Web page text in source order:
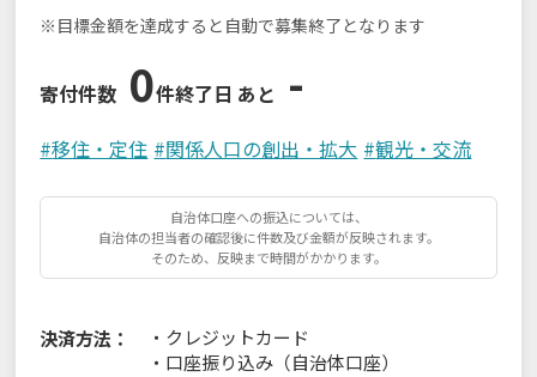
※目標金額を達成すると自動で募集終了となります
寄付件数 0件終了日 あと -
#移住・定住 #関係人口の創出・拡大 #観光・交流
自治体口座への振込については、
自治体の担当者の確認後に件数及び金額が反映されます。
そのため、反映まで時間がかかります。
決済方法： ・ クレジットカード
・ 口座振り込み（自治体口座）